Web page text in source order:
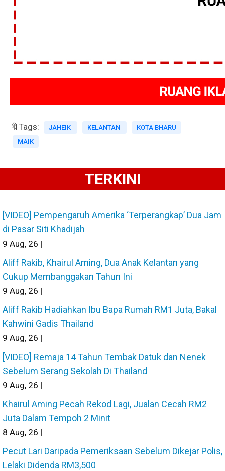
🔖Tags: JAHEIK KELANTAN
KOTA BHARU
MAIK
TERKINI
[VIDEO] Pempengaruh Amerika ‘Terperangkap’ Dua Jam
di Pasar Siti Khadijah
9 Aug, 26 |
Aliff Rakib, Khairul Aming, Dua Anak Kelantan yang
Cukup Membanggakan Tahun Ini
9 Aug, 26 |
Aliff Rakib Hadiahkan Ibu Bapa Rumah RM1 Juta, Bakal
Kahwini Gadis Thailand
9 Aug, 26 |
[VIDEO] Remaja 14 Tahun Tembak Datuk dan Nenek
Sebelum Serang Sekolah Di Thailand
9 Aug, 26 |
Khairul Aming Pecah Rekod Lagi, Jualan Cecah RM2
Juta Dalam Tempoh 2 Minit
8 Aug, 26 |
Pecut Lari Daripada Pemeriksaan Sebelum Dikejar Polis,
Lelaki Didenda RM3,500